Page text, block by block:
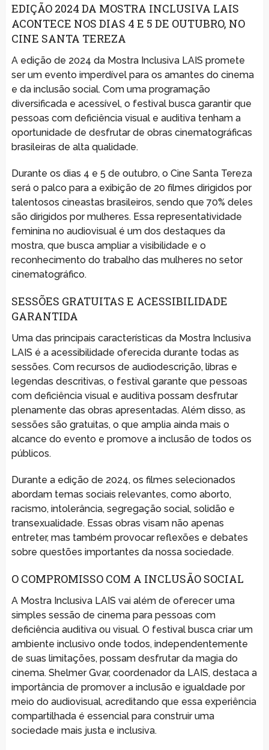
EDIÇÃO 2024 DA MOSTRA INCLUSIVA LAIS
ACONTECE NOS DIAS 4 E 5 DE OUTUBRO, NO
CINE SANTA TEREZA
A edição de 2024 da Mostra Inclusiva LAIS promete
ser um evento imperdível para os amantes do cinema
e da inclusão social. Com uma programação
diversificada e acessível, o festival busca garantir que
pessoas com deficiência visual e auditiva tenham a
oportunidade de desfrutar de obras cinematográficas
brasileiras de alta qualidade.
Durante os dias 4 e 5 de outubro, o Cine Santa Tereza
será o palco para a exibição de 20 filmes dirigidos por
talentosos cineastas brasileiros, sendo que 70% deles
são dirigidos por mulheres. Essa representatividade
feminina no audiovisual é um dos destaques da
mostra, que busca ampliar a visibilidade e o
reconhecimento do trabalho das mulheres no setor
cinematográfico.
SESSÕES GRATUITAS E ACESSIBILIDADE
GARANTIDA
Uma das principais características da Mostra Inclusiva
LAIS é a acessibilidade oferecida durante todas as
sessões. Com recursos de audiodescrição, libras e
legendas descritivas, o festival garante que pessoas
com deficiência visual e auditiva possam desfrutar
plenamente das obras apresentadas. Além disso, as
sessões são gratuitas, o que amplia ainda mais o
alcance do evento e promove a inclusão de todos os
públicos.
Durante a edição de 2024, os filmes selecionados
abordam temas sociais relevantes, como aborto,
racismo, intolerância, segregação social, solidão e
transexualidade. Essas obras visam não apenas
entreter, mas também provocar reflexões e debates
sobre questões importantes da nossa sociedade.
O COMPROMISSO COM A INCLUSÃO SOCIAL
A Mostra Inclusiva LAIS vai além de oferecer uma
simples sessão de cinema para pessoas com
deficiência auditiva ou visual. O festival busca criar um
ambiente inclusivo onde todos, independentemente
de suas limitações, possam desfrutar da magia do
cinema. Shelmer Gvar, coordenador da LAIS, destaca a
importância de promover a inclusão e igualdade por
meio do audiovisual, acreditando que essa experiência
compartilhada é essencial para construir uma
sociedade mais justa e inclusiva.